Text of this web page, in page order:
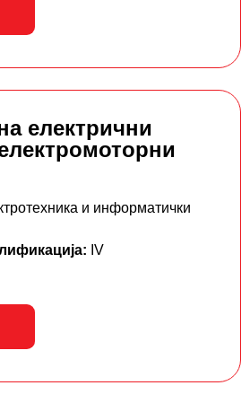
електрични
и информатички
IV